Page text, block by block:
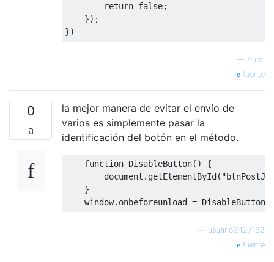
return false;
});
})
— Aurel
fuente
0
la mejor manera de evitar el envío de
varios es simplemente pasar la
identificación del botón en el método.
function DisableButton()
{
        document
. getElementById(
}
    window
. onbeforeunload = DisableButton
usuario2427182
fuente